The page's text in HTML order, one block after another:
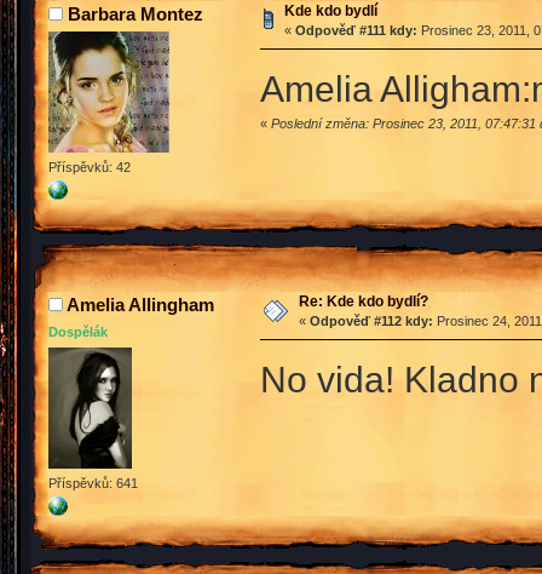
Barbara Montez
Příspěvků: 42
Kde kdo bydlí
« Odpověď #111 kdy: Prosinec 23, 2011,
Amelia
« Poslední změna: Prosinec 23, 2011, 07:47:31
Amelia Allingham
Dospělák
Příspěvků: 641
Re: Kde kdo bydlí?
« Odpověď #112 kdy: Prosinec 24,
No vida! Kladno